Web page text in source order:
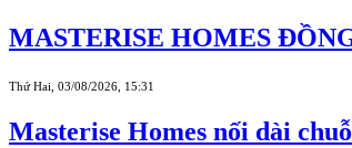
MASTERISE HOMES
Thứ Hai, 03/08/2026, 15:31
Masterise Homes nối dài